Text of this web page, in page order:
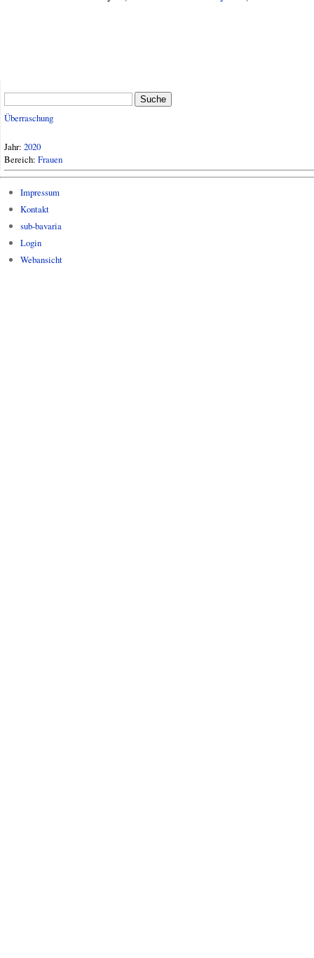
Suche
Überraschung
Jahr: 2020
Bereich: Frauen
Impressum
Kontakt
sub-bavaria
Login
Webansicht